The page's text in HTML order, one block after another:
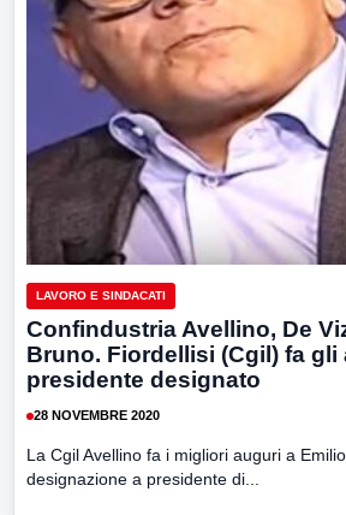
LAVORO E SINDACATI
Confindustria Avellino, De
Bruno. Fiordellisi (Cgil) fa gli
presidente designato
28 NOVEMBRE 2020
La Cgil Avellino fa i migliori auguri a
designazione a presidente di...